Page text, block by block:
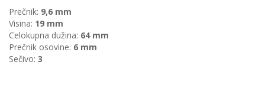
Prečnik: 9,6 mm
Visina: 19 mm
Celokupna dužina: 64 mm
Prečnik osovine: 6 mm
Sečivo: 3